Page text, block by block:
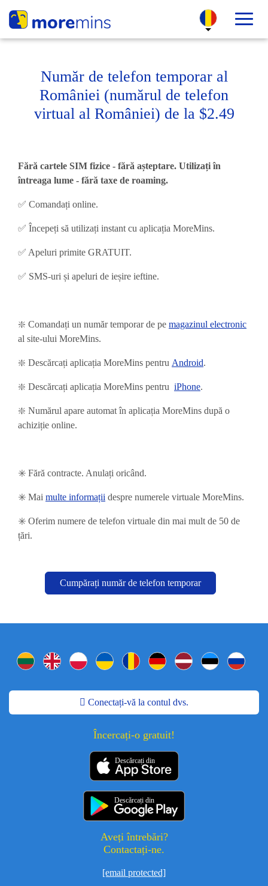
Număr de telefon temporar al
României (numărul de telefon
virtual al României) de la $2.49
Fără cartele SIM fizice - fără așteptare. Utilizați în
întreaga lume - fără taxe de roaming.
✅ Comandați online.
✅ Începeți să utilizați instant cu aplicația MoreMins.
✅ Apeluri primite GRATUIT.
✅ SMS-uri și apeluri de ieșire ieftine.
❇️ Comandați un număr temporar de pe magazinul electronic
al site-ului MoreMins.
❇️ Descărcați aplicația MoreMins pentru Android.
❇️ Descărcați aplicația MoreMins pentru iPhone.
❇️ Numărul apare automat în aplicația MoreMins după o
achiziție online.
✳️ Fără contracte. Anulați oricând.
✳️ Mai multe informații despre numerele virtuale MoreMins.
✳️ Oferim numere de telefon virtuale din mai mult de 50 de
țări.
Cumpărați număr de telefon temporar
Conectați-vă la contul dvs.
Încercați-o gratuit!
Descărcați din
Descărcați din
Aveți întrebări?
Contactați-ne.
[email protected]